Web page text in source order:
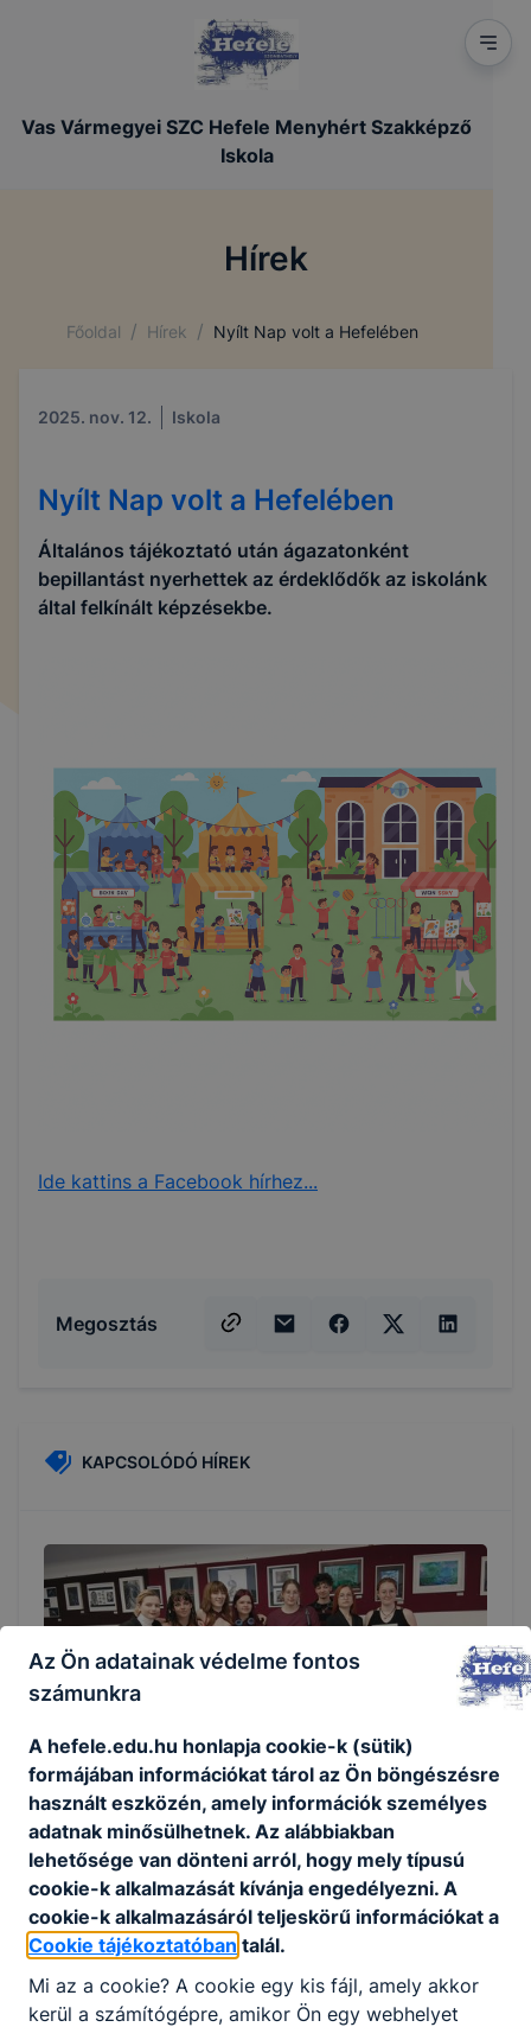
Vas Vármegyei SZC Hefele Menyhért Szakképző
Iskola
Hírek
Főoldal / Hírek / Nyílt Nap volt a Hefelében
2025. nov. 12. Iskola
Nyílt Nap volt a Hefelében
Általános tájékoztató után ágazatonként
bepillantást nyerhettek az érdeklődők az iskolánk
által felkínált képzésekbe.
Ide kattins a Facebook hírhez...
Megosztás
KAPCSOLÓDÓ HÍREK
Hefelés résztvevők és díjazottak a Vas
vármegyei középiskolák képzőművészeti
tárlatán
Minden évben megrendezik a Savaria Filmszínházban a
Vas vármegyei kőzépiskolások képzőművészeti tárlatát.
Negyvennégy évvel ezelőtt egy képzőművészeti kiállítás
adta a rendezvény kiindulópontját.
Az Ön adatainak védelme fontos
számunkra
A hefele.edu.hu honlapja cookie-k (sütik)
formájában információkat tárol az Ön böngészésre
használt eszközén, amely információk személyes
adatnak minősülhetnek. Az alábbiakban
lehetősége van dönteni arról, hogy mely típusú
cookie-k alkalmazását kívánja engedélyezni. A
cookie-k alkalmazásáról teljeskörű információkat a
Cookie tájékoztatóban talál.
Mi az a cookie? A cookie egy kis fájl, amely akkor
kerül a számítógépre, amikor Ön egy webhelyet